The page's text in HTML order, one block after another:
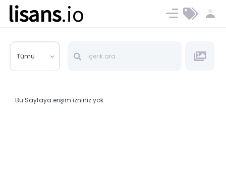
lisans.io Ücret ve Planlar
Tümü
Bu Sayfaya erişim izniniz yok